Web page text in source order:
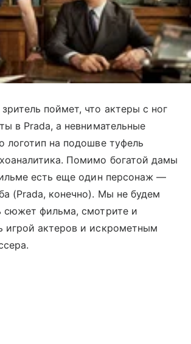
поймет, что актеры с ног
в Prada, а невнимательные
логотип на подошве туфель
Помимо богатой дамы
есть еще один персонаж —
(Prada, конечно). Мы не будем
сюжет фильма, смотрите и
игрой актеров и искрометным